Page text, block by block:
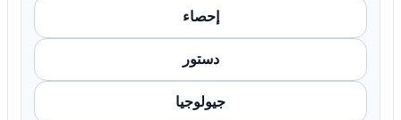
إحصاء
دستور
جيولوجيا